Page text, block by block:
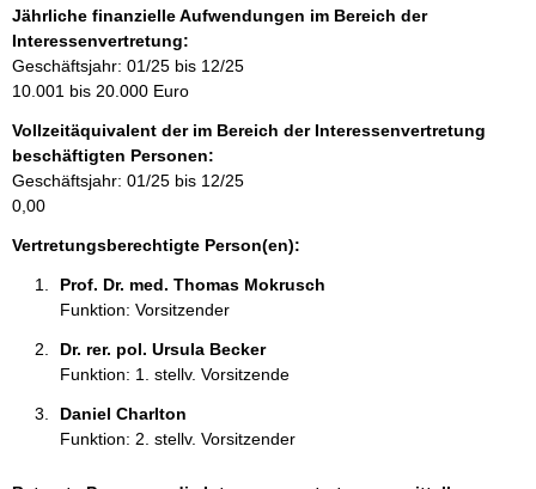
o
r
m
a
i
o
n
e
n
Jährliche finanzielle Aufwendungen im Bereich der
Interessenvertretung:
Geschäftsjahr: 01/25 bis 12/25
10.001 bis 20.000 Euro
Vollzeitäquivalent der im Bereich der Interessenvertretung
beschäftigten Personen:
Geschäftsjahr: 01/25 bis 12/25
0,00
Vertretungsberechtigte Person(en):
Prof. Dr. med. Thomas Mokrusch
Funktion: Vorsitzender
Dr. rer. pol. Ursula Becker
Funktion: 1. stellv. Vorsitzende
Daniel Charlton
Funktion: 2. stellv. Vorsitzender